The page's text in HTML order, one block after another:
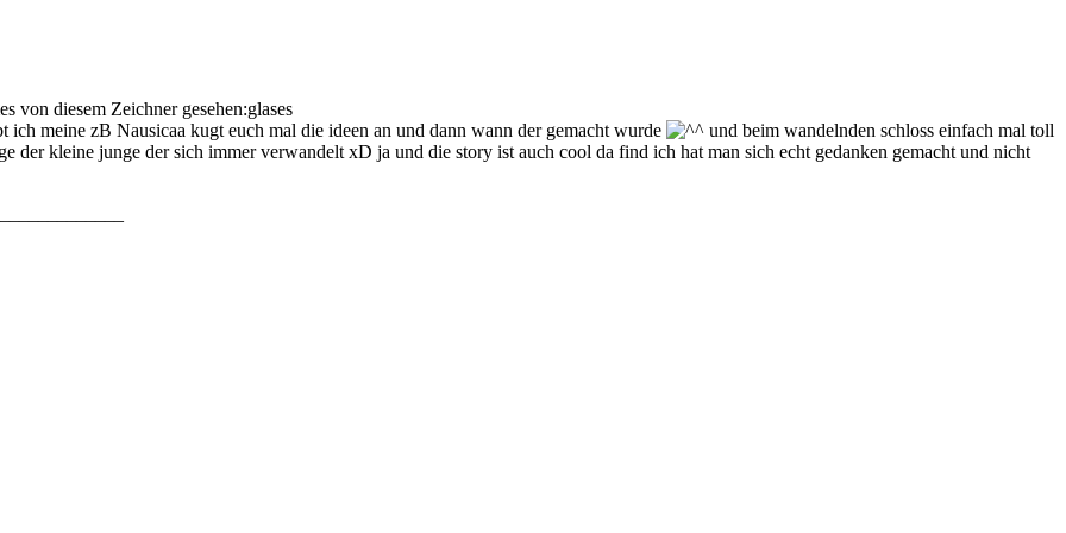
von diesem Zeichner gesehen:glases
ich meine zB Nausicaa kugt euch mal die ideen an und dann wann der gemacht wurde
und beim wandelnden schloss einfach mal toll
der kleine junge der sich immer verwandelt xD ja und die story ist auch cool da find ich hat man sich echt gedanken gemacht und nicht